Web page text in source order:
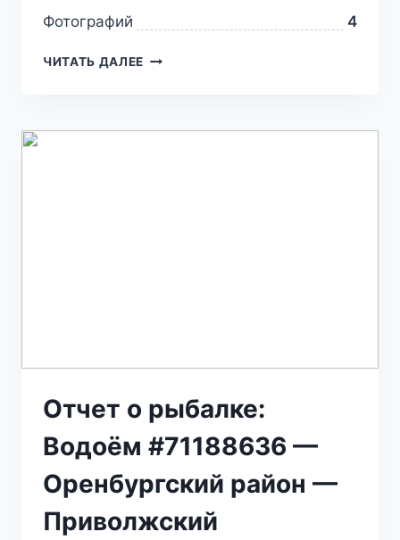
Фотографий 4
ЧИТАТЬ ДАЛЕЕ
Отчет о рыбалке:
Водоём #71188636 —
Оренбургский район —
Приволжский